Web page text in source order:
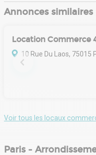
Annonces similaires
Location Commerce
10 Rue Du Laos, 75015
Voir tous les locaux
Paris -